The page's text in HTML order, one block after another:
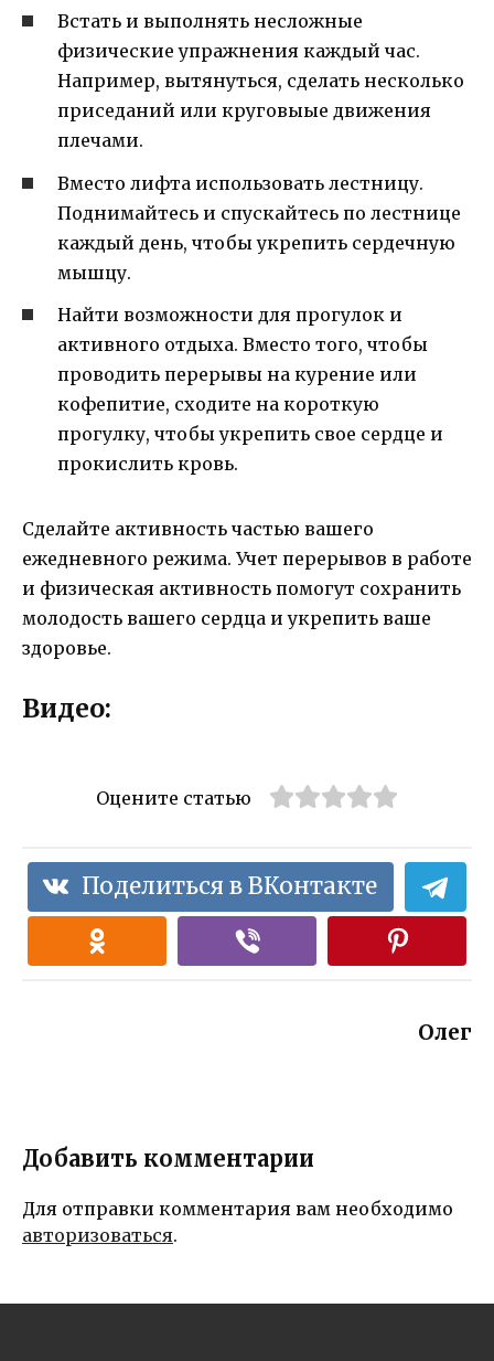
Встать и выполнять несложные
физические упражнения каждый час.
Например, вытянуться, сделать несколько
приседаний или круговыые движения
плечами.
Вместо лифта использовать лестницу.
Поднимайтесь и спускайтесь по лестнице
каждый день, чтобы укрепить сердечную
мышцу.
Найти возможности для прогулок и
активного отдыха. Вместо того, чтобы
проводить перерывы на курение или
кофепитие, сходите на короткую
прогулку, чтобы укрепить свое сердце и
прокислить кровь.
Сделайте активность частью вашего
ежедневного режима. Учет перерывов в работе
и физическая активность помогут сохранить
молодость вашего сердца и укрепить ваше
здоровье.
Видео:
Оцените статью
Поделиться в ВКонтакте
Олег
Добавить комментарии
Для отправки комментария вам необходимо
авторизоваться.